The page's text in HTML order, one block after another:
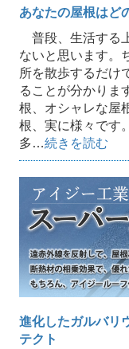
あなたの屋根はど
普段、生活する
ないと思います。
所を散歩するだけ
ることが分かり
根、オシャレな屋
根、実に様々です
多…続きを読む
進化したガルバリ
テクト